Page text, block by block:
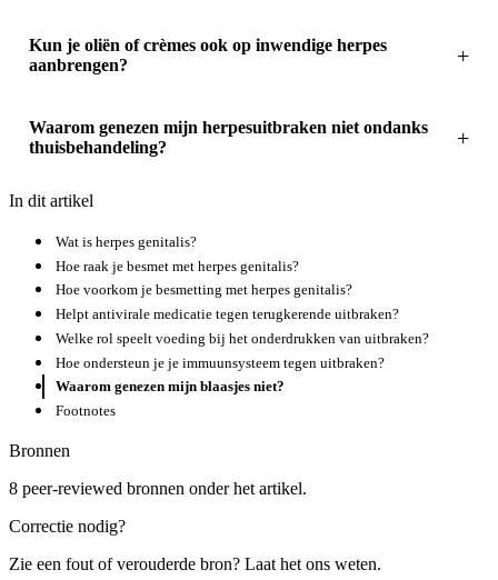
Kun je oliën of crèmes ook op inwendige herpes
aanbrengen?
Waarom genezen mijn herpesuitbraken niet ondanks
thuisbehandeling?
In dit artikel
Wat is herpes genitalis?
Hoe raak je besmet met herpes genitalis?
Hoe voorkom je besmetting met herpes genitalis?
Helpt antivirale medicatie tegen terugkerende uitbraken?
Welke rol speelt voeding bij het onderdrukken van uitbraken?
Hoe ondersteun je je immuunsysteem tegen uitbraken?
Waarom genezen mijn blaasjes niet?
Footnotes
Bronnen
8 peer-reviewed bronnen onder het artikel.
Correctie nodig?
Zie een fout of verouderde bron? Laat het ons weten.